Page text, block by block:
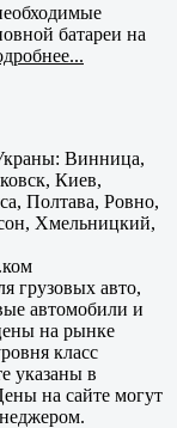
батареи на
Винница,
Киев,
Полтава, Ровно,
Хмельницкий,
грузовых авто,
автомобили и
на рынке
класс
указаны в
на сайте могут